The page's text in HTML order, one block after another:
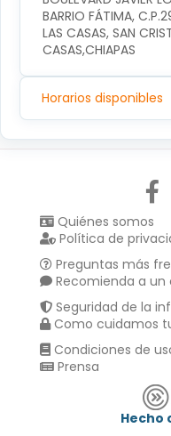
BARRIO FÁTIMA,
LAS CASAS, SAN
CASAS,CHIAPAS
Horarios disponibles
Quiénes somos
Política de
Preguntas más
Recomienda a un
Seguridad de la
Como cuidamos
Condiciones de
Prensa
Hecho